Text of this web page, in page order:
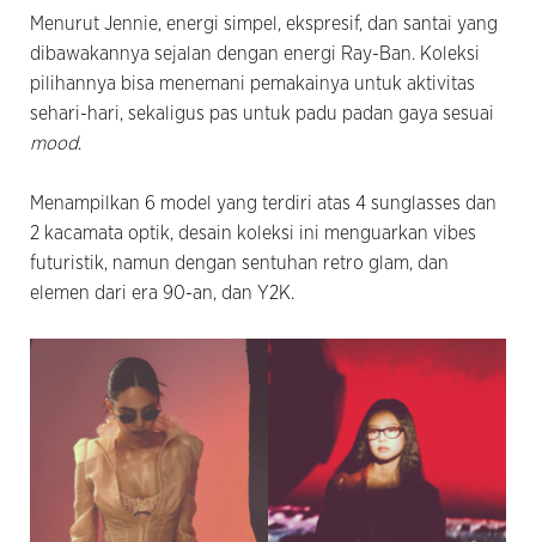
Menurut Jennie, energi simpel, ekspresif, dan santai yang
dibawakannya sejalan dengan energi Ray-Ban. Koleksi
pilihannya bisa menemani pemakainya untuk aktivitas
sehari-hari, sekaligus pas untuk padu padan gaya sesuai
mood.
Menampilkan 6 model yang terdiri atas 4 sunglasses dan
2 kacamata optik, desain koleksi ini menguarkan vibes
futuristik, namun dengan sentuhan retro glam, dan
elemen dari era 90-an, dan Y2K.